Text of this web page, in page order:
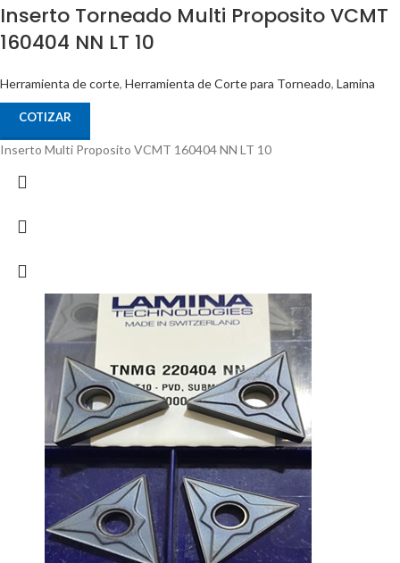
Inserto Torneado Multi Proposito VCMT
160404 NN LT 10
Herramienta de corte, Herramienta de Corte para Torneado, Lamina
COTIZAR
Inserto Multi Proposito VCMT 160404 NN LT 10